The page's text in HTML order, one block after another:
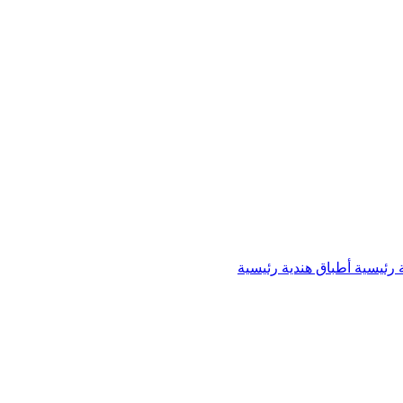
رئيسية أطباق هندية رئيسية